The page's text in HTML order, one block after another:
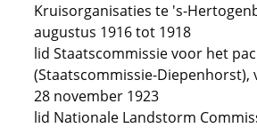
Kruisorganisaties te 's-
augustus 1916 tot 1918
lid Staatscommissie voor het
(Staatscommissie-Diepenhorst),
28 november 1923
lid Nationale Landstorm